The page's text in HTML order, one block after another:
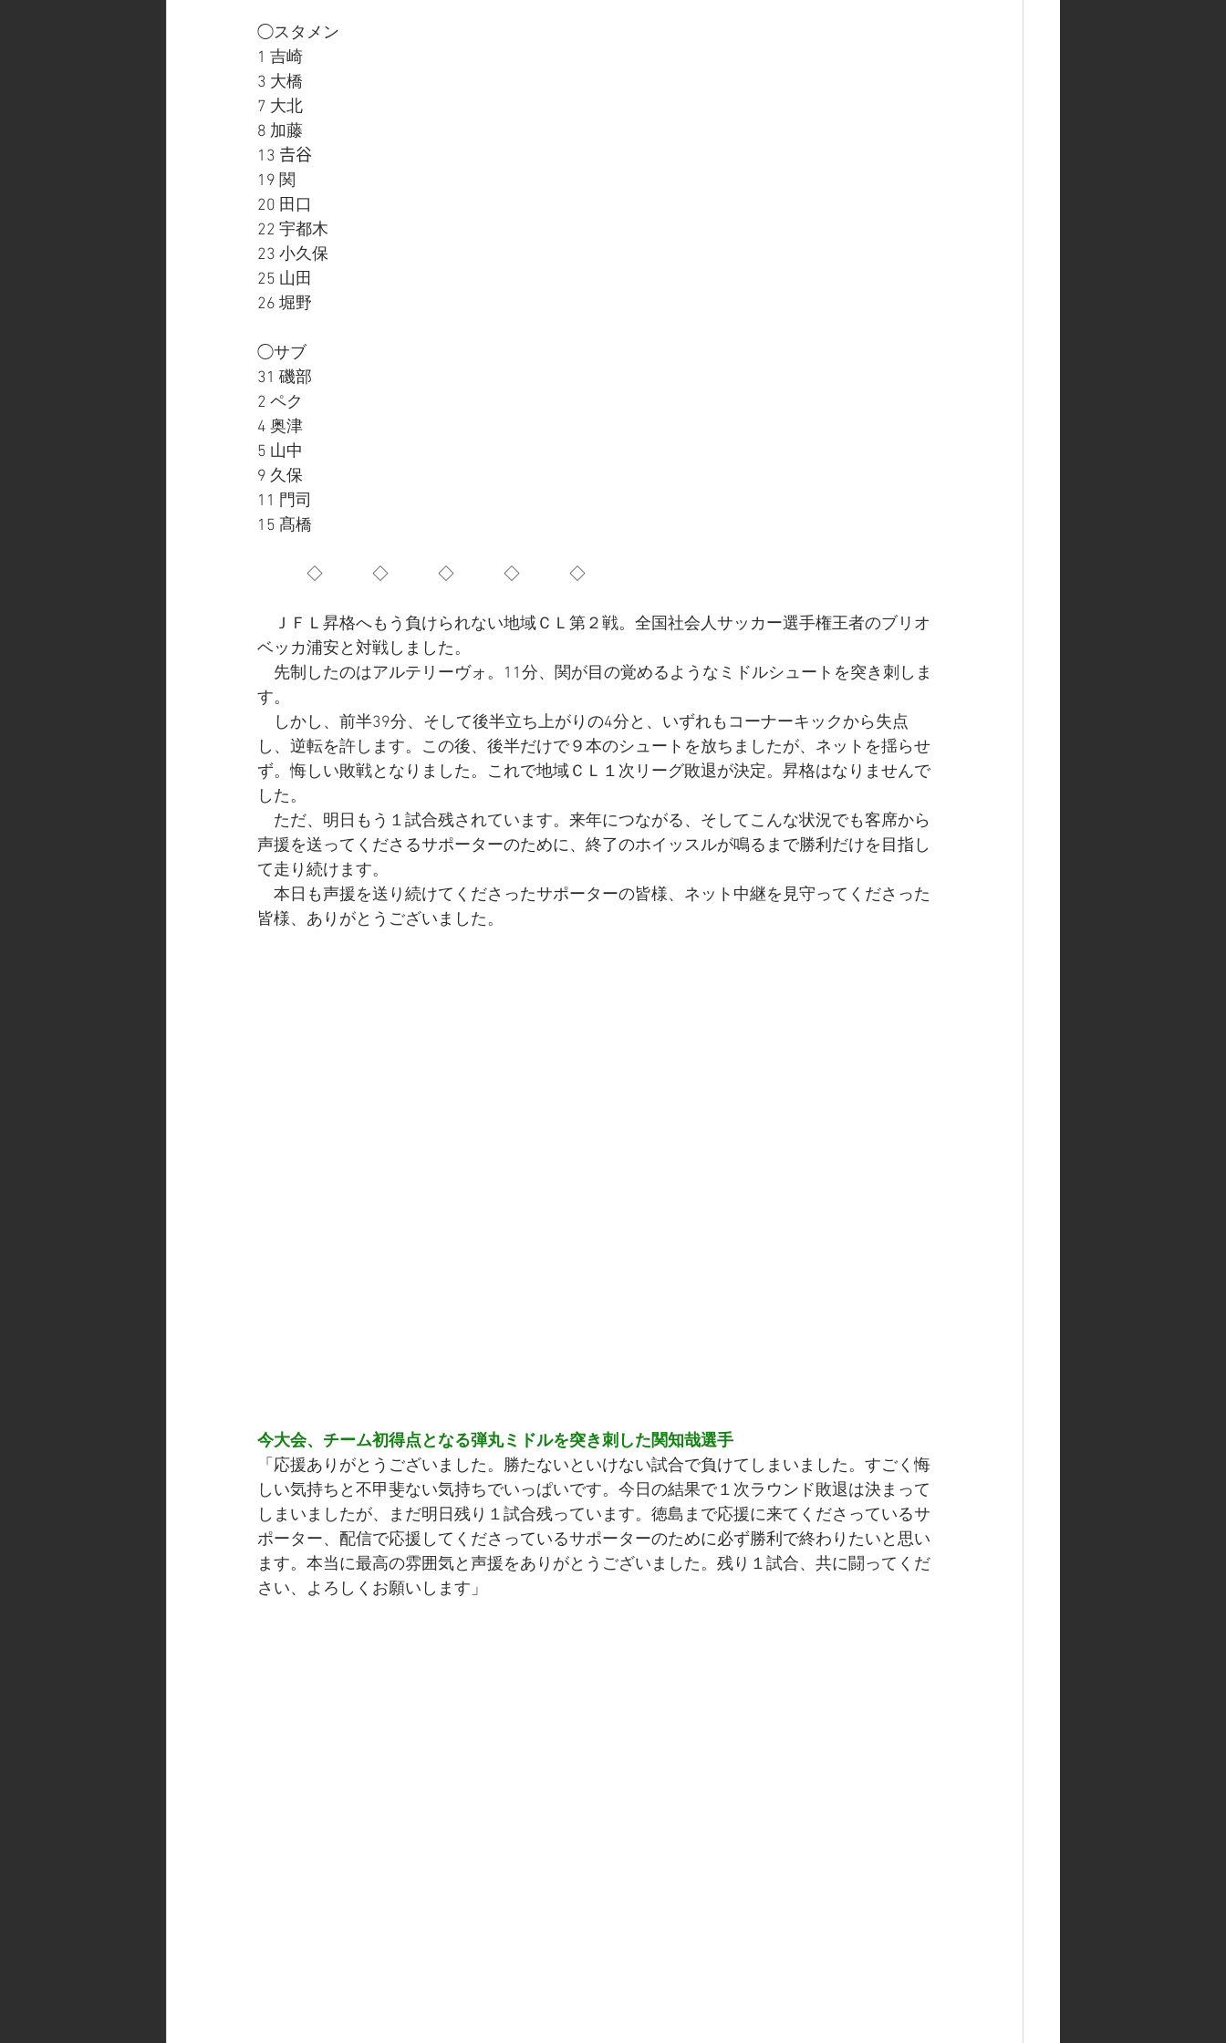
◯スタメン
1 吉崎
3 大橋
7 大北
8 加藤
13 𠮷谷
19 関
20 田口
22 宇都木
23 小久保
25 山田
26 堀野
◯サブ
31 磯部
2 ペク
4 奥津
5 山中
9 久保
11 門司
15 髙橋
◇　　　◇　　　◇　　　◇　　　◇
ＪＦＬ昇格へもう負けられない地域ＣＬ第２戦。全国社会人サッカー選手権王者のブリオ
ベッカ浦安と対戦しました。
先制したのはアルテリーヴォ。11分、関が目の覚めるようなミドルシュートを突き刺しま
す。
しかし、前半39分、そして後半立ち上がりの4分と、いずれもコーナーキックから失点
し、逆転を許します。この後、後半だけで９本のシュートを放ちましたが、ネットを揺らせ
ず。悔しい敗戦となりました。これで地域ＣＬ１次リーグ敗退が決定。昇格はなりませんで
した。
ただ、明日もう１試合残されています。来年につながる、そしてこんな状況でも客席から
声援を送ってくださるサポーターのために、終了のホイッスルが鳴るまで勝利だけを目指し
て走り続けます。
本日も声援を送り続けてくださったサポーターの皆様、ネット中継を見守ってくださった
皆様、ありがとうございました。
今大会、チーム初得点となる弾丸ミドルを突き刺した関知哉選手
「応援ありがとうございました。勝たないといけない試合で負けてしまいました。すごく悔
しい気持ちと不甲斐ない気持ちでいっぱいです。今日の結果で１次ラウンド敗退は決まって
しまいましたが、まだ明日残り１試合残っています。徳島まで応援に来てくださっているサ
ポーター、配信で応援してくださっているサポーターのために必ず勝利で終わりたいと思い
ます。本当に最高の雰囲気と声援をありがとうございました。残り１試合、共に闘ってくだ
さい、よろしくお願いします」